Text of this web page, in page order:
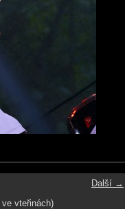
Další →
vteřinách)